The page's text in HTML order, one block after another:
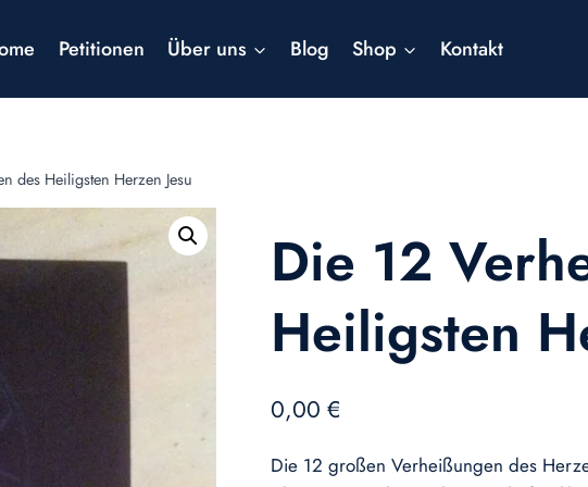
Petitionen Über uns Blog Shop Kontakt
des Heiligsten Herzen Jesu
Die 12
Heiligsten
0,00 €
Die 12 großen Verheißungen des